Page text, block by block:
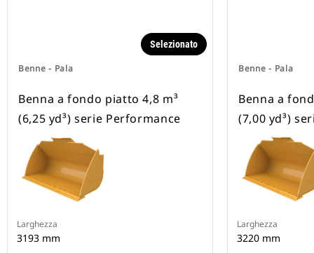
Benne - Pala
Selezionato
Benna a fondo piatto 4,8 m³
(6,25 yd³) serie Performance
Larghezza
3193 mm
Benne - Pala
Benna a
(7,00 yd³)
Larghezza
3220 mm